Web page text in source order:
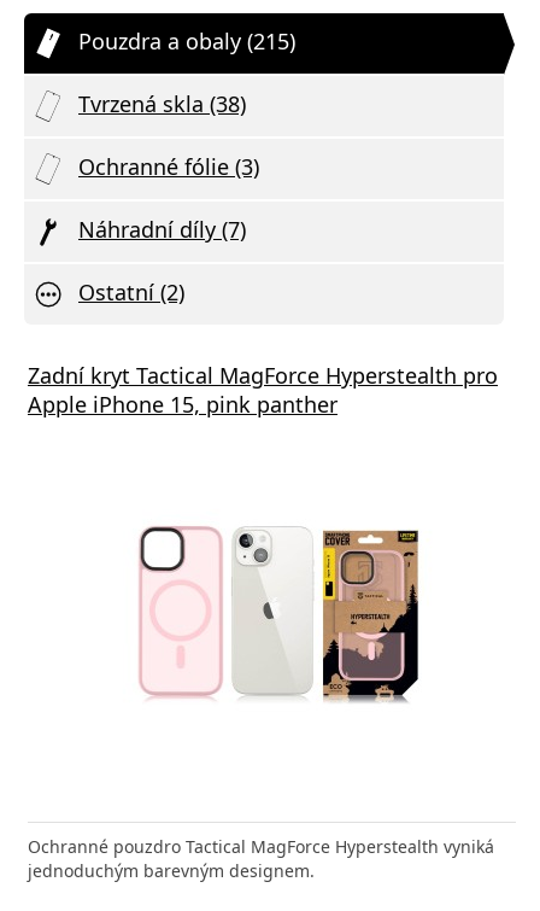
Pouzdra a obaly (215)
Tvrzená skla (38)
Ochranné fólie (3)
Náhradní díly (7)
Ostatní (2)
Zadní kryt Tactical MagForce Hyperstealth pro
Apple iPhone 15, pink panther
Ochranné pouzdro Tactical MagForce Hyperstealth vyniká
jednoduchým barevným designem.